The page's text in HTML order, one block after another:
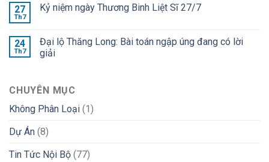
27
Th7
Kỷ niệm ngày Thương Binh Liệt Sĩ 27/7
24
Th7
Đại lộ Thăng Long: Bài toán ngập úng đang có lời
giải
CHUYÊN MỤC
Không Phân Loại (1)
Dự Án (8)
Tin Tức Nội Bộ (77)